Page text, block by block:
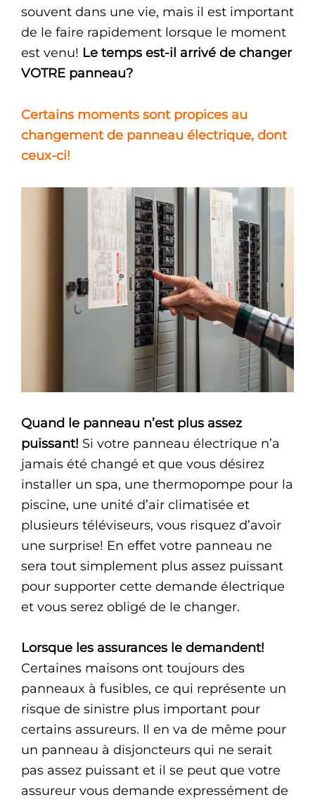
souvent dans une vie, mais il est important
de le faire rapidement lorsque le moment
est venu! Le temps est-il arrivé de changer
VOTRE panneau?
Certains moments sont propices au
changement de panneau électrique, dont
ceux-ci!
Quand le panneau n’est plus assez
puissant! Si votre panneau électrique n’a
jamais été changé et que vous désirez
installer un spa, une thermopompe pour la
piscine, une unité d’air climatisée et
plusieurs téléviseurs, vous risquez d’avoir
une surprise! En effet votre panneau ne
sera tout simplement plus assez puissant
pour supporter cette demande électrique
et vous serez obligé de le changer.
Lorsque les assurances le demandent!
Certaines maisons ont toujours des
panneaux à fusibles, ce qui représente un
risque de sinistre plus important pour
certains assureurs. Il en va de même pour
un panneau à disjoncteurs qui ne serait
pas assez puissant et il se peut que votre
assureur vous demande expressément de